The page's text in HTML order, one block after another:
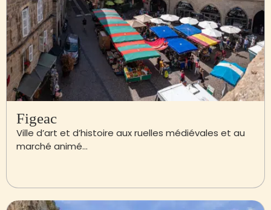
Figeac
Ville d’art et d’histoire aux ruelles médiévales et au
marché animé…